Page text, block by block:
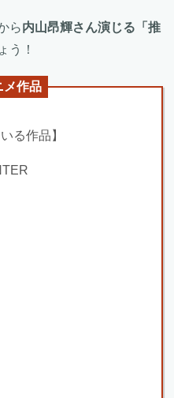
ら内山昂輝さん演じる「推
う！
メ作品
る作品】